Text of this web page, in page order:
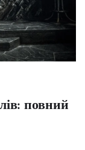
повний